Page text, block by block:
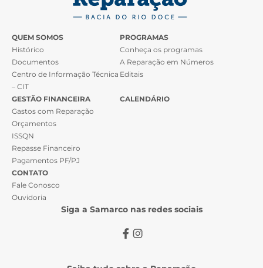
QUEM SOMOS
Histórico
Documentos
Centro de Informação Técnica
– CIT
PROGRAMAS
Conheça os programas
A Reparação em Números
Editais
GESTÃO FINANCEIRA
Gastos com Reparação
Orçamentos
ISSQN
Repasse Financeiro
Pagamentos PF/PJ
CALENDÁRIO
CONTATO
Fale Conosco
Ouvidoria
Siga a Samarco nas redes sociais